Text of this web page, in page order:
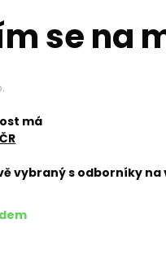
se na
má
vybraný s odborníky na